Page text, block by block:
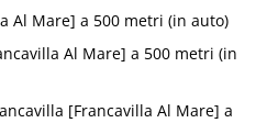
Al Mare] a 500 metri (in auto)
Al Mare] a 500 metri (in
[Francavilla Al Mare] a